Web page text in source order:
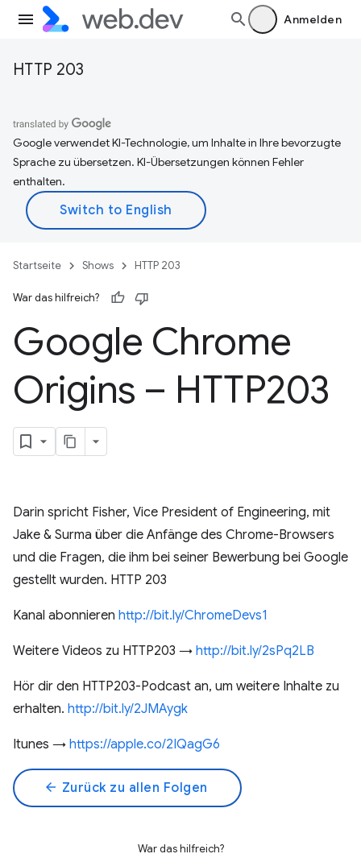
Anmelden
HTTP 203
Google verwendet KI-Technologie, um Inhalte in Ihre bevorzugte
Sprache zu übersetzen. KI-Übersetzungen können Fehler
enthalten.
Startseite Shows HTTP 203
War das hilfreich?
Google Chrome
Origins – HTTP203
Darin spricht Fisher, Vice President of Engineering, mit
Jake & Surma über die Anfänge des Chrome-Browsers
und die Fragen, die ihm bei seiner Bewerbung bei Google
gestellt wurden. HTTP 203
Kanal abonnieren http://bit.ly/ChromeDevs1
Weitere Videos zu HTTP203 → http://bit.ly/2sPq2LB
Hör dir den HTTP203-Podcast an, um weitere Inhalte zu
erhalten. http://bit.ly/2JMAygk
Itunes → https://apple.co/2IQagG6
arrow_back Zurück zu allen Folgen
War das hilfreich?